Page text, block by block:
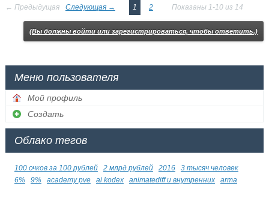
← Предыдущая Следующая → 1 2 Показаны 1-10 из 14
(Вы должны войти или зарегистрироваться, чтобы ответить.)
Меню пользователя
Мой профиль
Создать
Облако тегов
100 очков за 100 рублей 2 млрд рублей 2016
3 тысяч человек
6%
9% academy pve ai kodex animatediff и внутренних arma